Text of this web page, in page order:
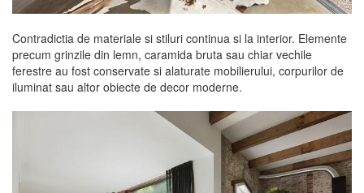
Contradictia de materiale si stiluri continua si la interior. Elemente
precum grinzile din lemn, caramida bruta sau chiar vechile
ferestre au fost conservate si alaturate mobilierului, corpurilor de
iluminat sau altor obiecte de decor moderne.